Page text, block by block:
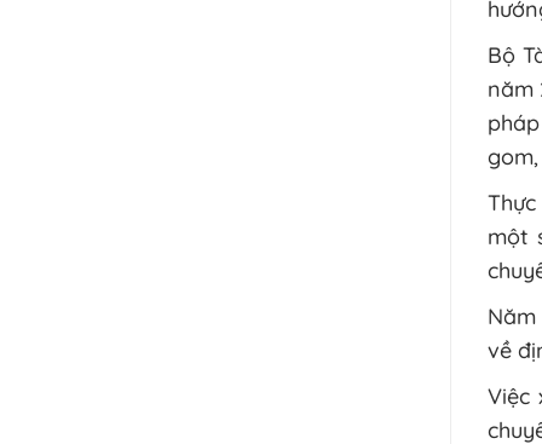
Bộ
năm
một
về
Việc